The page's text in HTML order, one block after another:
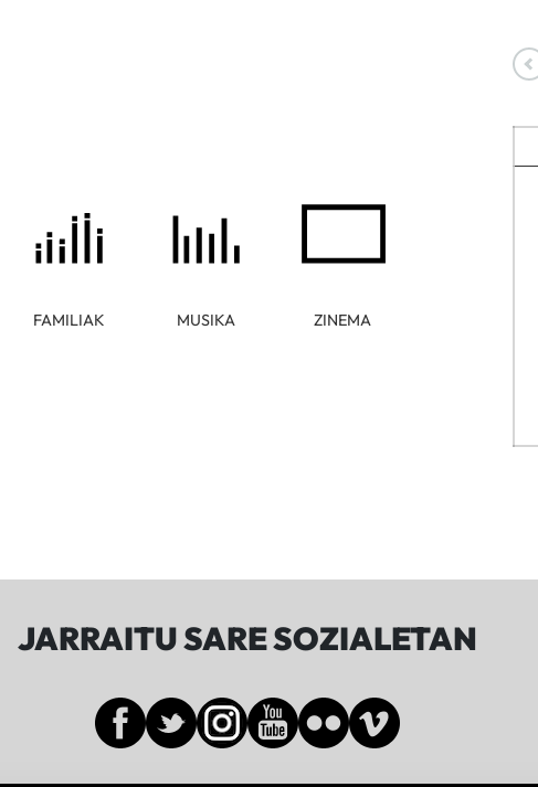
FAMILIAK MUSIKA ZINEMA
JARRAITU SARE SOZIALETAN